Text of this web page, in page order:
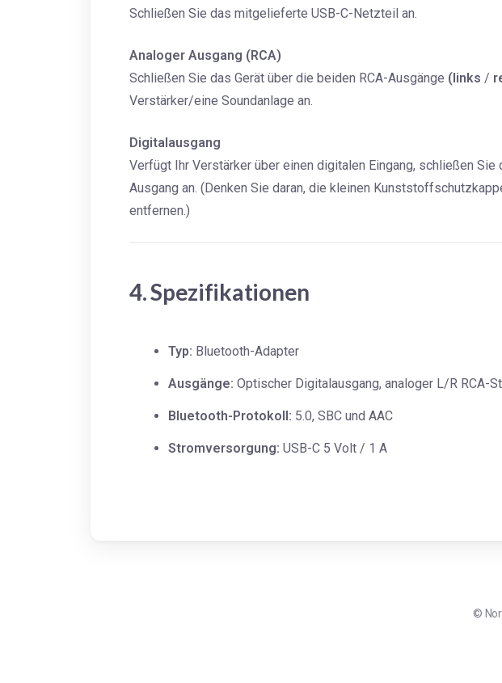
Schließen Sie das mitgelieferte USB-C-Netzteil an.
Analoger Ausgang (RCA)
Schließen Sie das Gerät über die beiden RCA-Ausgänge (links /
Verstärker/eine Soundanlage an.
Digitalausgang
Verfügt Ihr Verstärker über einen digitalen Eingang, schließen Sie
Ausgang an. (Denken Sie daran, die kleinen
entfernen.)
4. Spezifikationen
Typ: Bluetooth-Adapter
Ausgänge: Optischer Digitalausgang, analoger L/R RCA-
Bluetooth-Protokoll: 5.0, SBC und AAC
Stromversorgung: USB-C 5 Volt / 1 A
©